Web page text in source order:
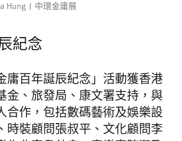
Hung | 中環金庸展
紀念
庸百年誕辰紀念」活動獲香港
金、旅發局、康文署支持，與
合作，包括數碼藝術及娛樂設
時裝顧問張叔平、文化顧問李